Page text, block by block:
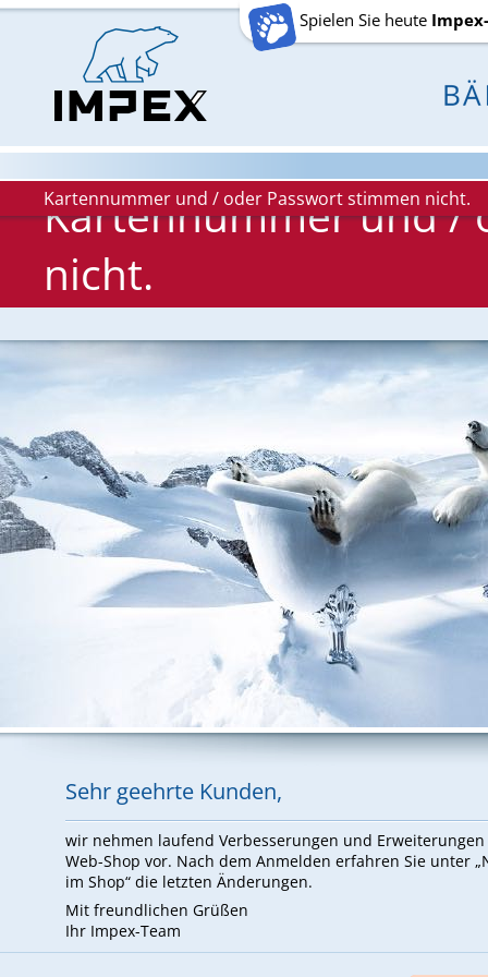
Spielen Sie heute
Kartennummer und / oder Passwort stimmen nicht.
Kartennummer und /
nicht.
Sehr ge­ehr­te Kun­den,
wir neh­men lau­fend Ver­bes­se­run­gen und Er­wei­te­run­gen
Web-Shop vor. Nach dem An­mel­den er­fah­ren Sie un­ter
im Shop“ die letz­ten Än­de­run­gen.
Mit freund­li­chen Grü­ßen
Ihr Im­pex-Team